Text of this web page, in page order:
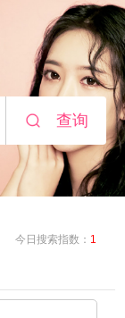
查询
今日搜索指数： 1